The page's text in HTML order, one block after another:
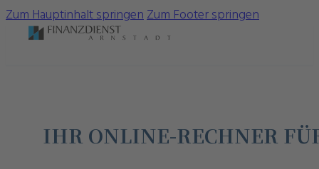
Zum Hauptinhalt springenZum Footer springen
IHR ONLINE-RECHNER